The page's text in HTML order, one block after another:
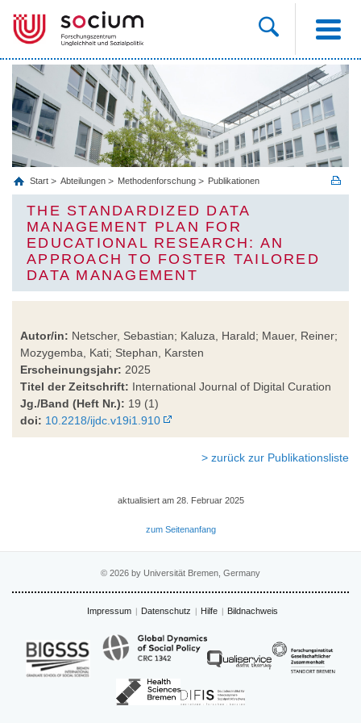
Start Abteilungen Methodenforschung Publikationen
THE STANDARDIZED DATA
MANAGEMENT PLAN FOR
EDUCATIONAL RESEARCH: AN
APPROACH TO FOSTER TAILORED
DATA MANAGEMENT
Autor/in: Netscher, Sebastian; Kaluza, Harald; Mauer, Reiner;
Mozygemba, Kati; Stephan, Karsten
Erscheinungsjahr: 2025
Titel der Zeitschrift: International Journal of Digital Curation
Jg./Band (Heft Nr.): 19 (1)
doi: 10.2218/ijdc.v19i1.910
> zurück zur Publikationsliste
aktualisiert am 28. Februar 2025
zum Seitenanfang
© 2026 by Universität Bremen, Germany
Impressum Datenschutz Hilfe Bildnachweis